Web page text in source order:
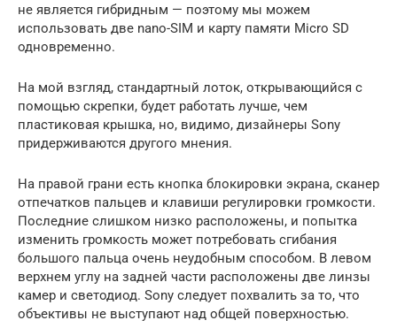
не является гибридным — поэтому мы можем
использовать две nano-SIM и карту памяти Micro SD
одновременно.
На мой взгляд, стандартный лоток, открывающийся с
помощью скрепки, будет работать лучше, чем
пластиковая крышка, но, видимо, дизайнеры Sony
придерживаются другого мнения.
На правой грани есть кнопка блокировки экрана, сканер
отпечатков пальцев и клавиши регулировки громкости.
Последние слишком низко расположены, и попытка
изменить громкость может потребовать сгибания
большого пальца очень неудобным способом. В левом
верхнем углу на задней части расположены две линзы
камер и светодиод. Sony следует похвалить за то, что
объективы не выступают над общей поверхностью.